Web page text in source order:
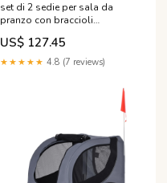
set di 2 sedie per sala da
pranzo con braccioli
imbottite 54x56x74 cm in
velluto grigio 295726 823-
002V92
US$ 127.45
★★★★★ 4.8 (7 reviews)